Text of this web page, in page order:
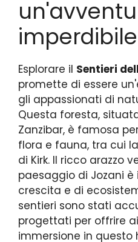
imperdibile
Esplorare il Sentieri
promette di essere
gli appassionati di
Questa foresta,
Zanzibar, è famosa
flora e fauna, tra cui
di Kirk. Il ricco arazzo
paesaggio di Jozani
crescita e di
sentieri sono stati
progettati per offrire
immersione in questo